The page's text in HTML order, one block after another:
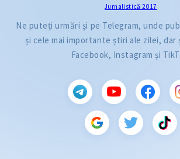
Jurnalistică 2017
Ne puteți urmări și pe Telegram, unde
și cele mai importante știri ale zilei, dar
Facebook, Instagram și